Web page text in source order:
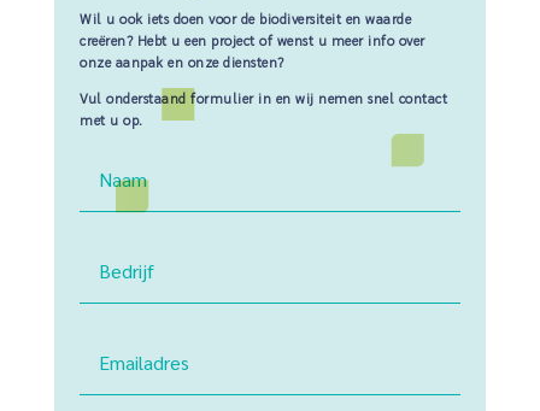
Wil u ook iets doen voor de biodiversiteit en waarde
creëren? Hebt u een project of wenst u meer info over
onze aanpak en onze diensten?
Vul onderstaand formulier in en wij nemen snel contact
met u op.